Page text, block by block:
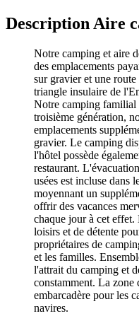
Description Aire
Notre camping et aire
des emplacements
sur gravier et une
triangle insulaire de
Notre camping familial
troisième génération,
emplacements
gravier. Le camping
l'hôtel possède
restaurant.
usées est incluse dans
moyennant un
offrir des vacances
chaque jour à cet
loisirs et de détente
propriétaires de
et les familles.
l'attrait du camping et
constamment. La zone
embarcadère pour les
navires.